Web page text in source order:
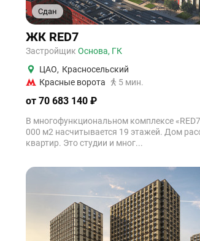
Сдан
ЖК RED7
Застройщик Основа, ГК
ЦАО, Красносельский
Красные ворота
5 мин.
от 70 683 140 ₽
В многофункциональном комплексе
000 м2 насчитывается 19 этажей. Дом
квартир. Это студии и мног...